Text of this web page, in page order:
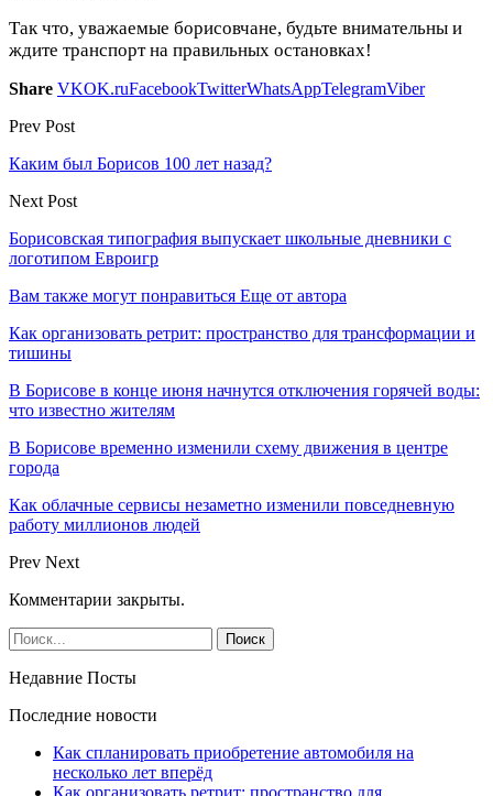
Так что, уважаемые борисовчане, будьте внимательны и
ждите транспорт на правильных остановках!
Share VKOK.ruFacebookTwitterWhatsAppTelegramViber
Prev Post
Каким был Борисов 100 лет назад?
Next Post
Борисовская типография выпускает школьные дневники с
логотипом Евроигр
Вам также могут понравиться Еще от автора
Как организовать ретрит: пространство для трансформации и
тишины
В Борисове в конце июня начнутся отключения горячей воды:
что известно жителям
В Борисове временно изменили схему движения в центре
города
Как облачные сервисы незаметно изменили повседневную
работу миллионов людей
Prev Next
Комментарии закрыты.
Недавние Посты
Последние новости
Как спланировать приобретение автомобиля на
несколько лет вперёд
Как организовать ретрит: пространство для